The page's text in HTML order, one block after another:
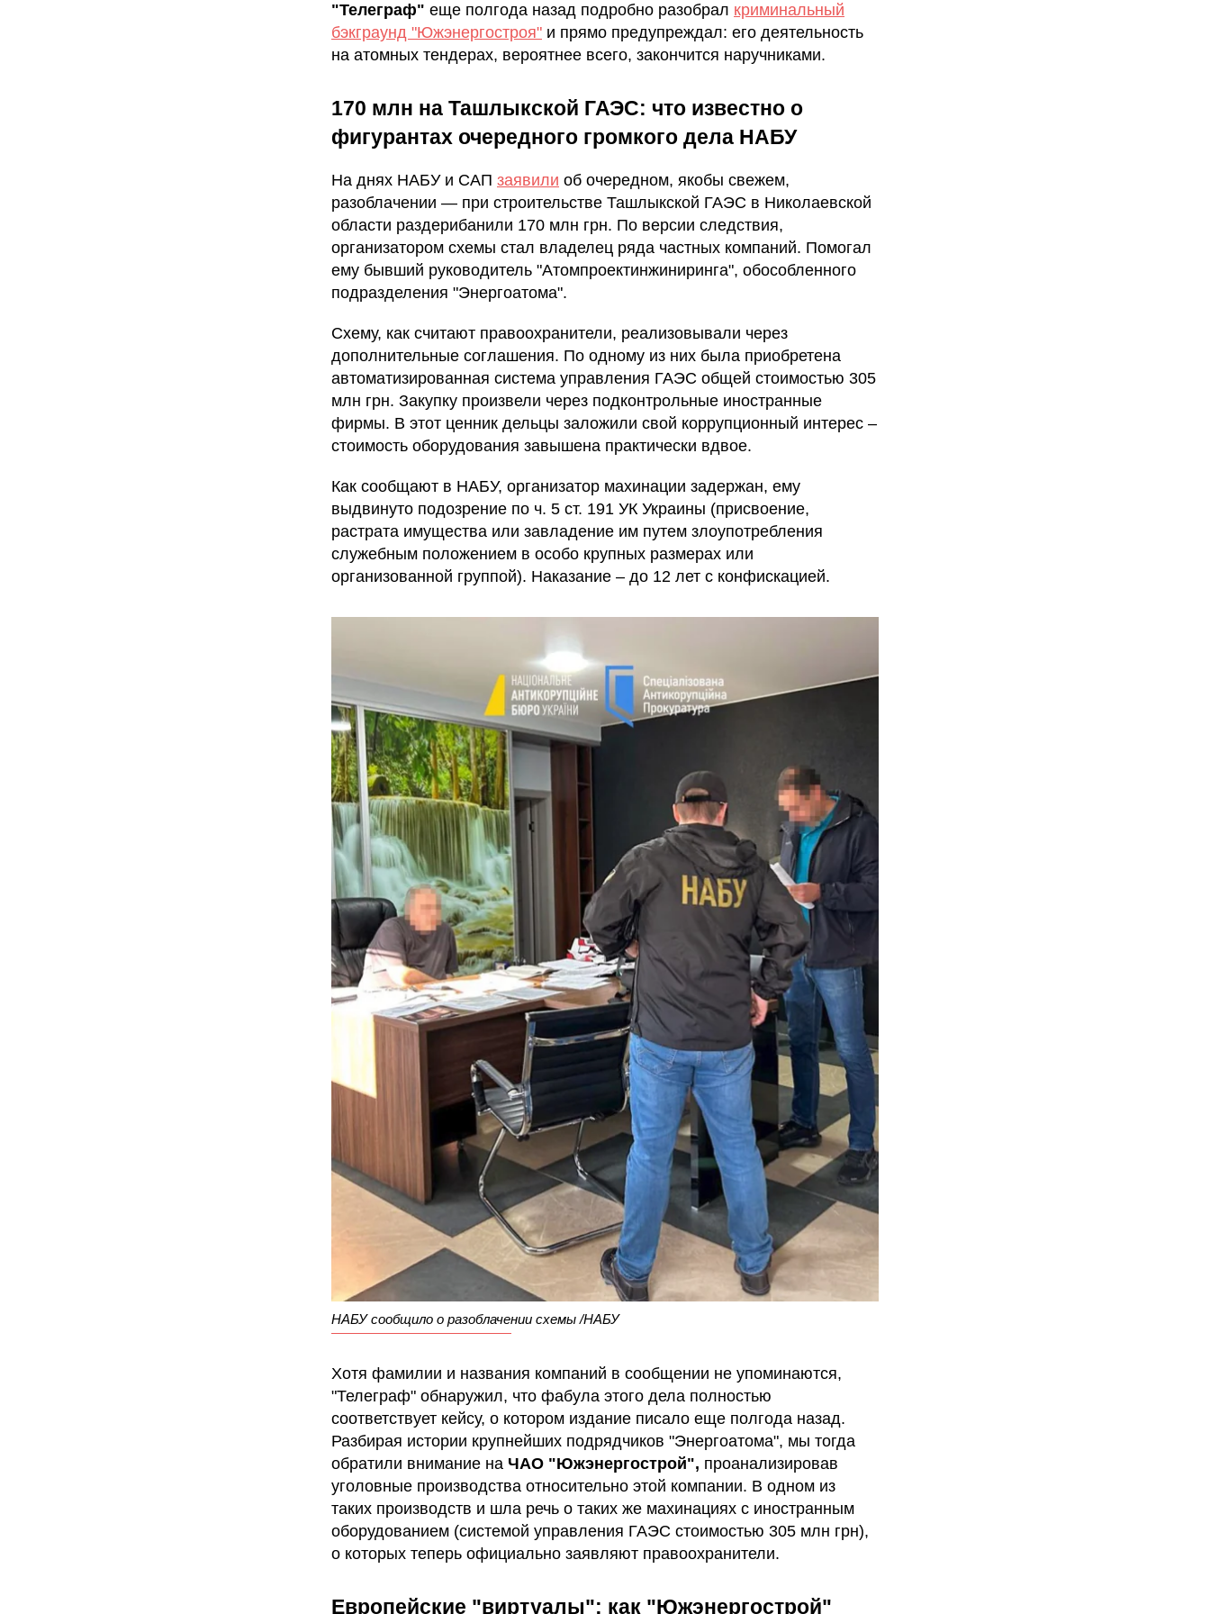
"Телеграф" еще полгода назад подробно разобрал криминальный
бэкграунд "Южэнергостроя" и прямо предупреждал: его деятельность
на атомных тендерах, вероятнее всего, закончится наручниками.
170 млн на Ташлыкской ГАЭС: что известно о
фигурантах очередного громкого дела НАБУ
На днях НАБУ и САП заявили об очередном, якобы свежем,
разоблачении — при строительстве Ташлыкской ГАЭС в Николаевской
области раздерибанили 170 млн грн. По версии следствия,
организатором схемы стал владелец ряда частных компаний. Помогал
ему бывший руководитель "Атомпроектинжиниринга", обособленного
подразделения "Энергоатома".
Схему, как считают правоохранители, реализовывали через
дополнительные соглашения. По одному из них была приобретена
автоматизированная система управления ГАЭС общей стоимостью 305
млн грн. Закупку произвели через подконтрольные иностранные
фирмы. В этот ценник дельцы заложили свой коррупционный интерес –
стоимость оборудования завышена практически вдвое.
Как сообщают в НАБУ, организатор махинации задержан, ему
выдвинуто подозрение по ч. 5 ст. 191 УК Украины (присвоение,
растрата имущества или завладение им путем злоупотребления
служебным положением в особо крупных размерах или
организованной группой). Наказание – до 12 лет с конфискацией.
НАБУ сообщило о разоблачении схемы /НАБУ
Хотя фамилии и названия компаний в сообщении не упоминаются,
"Телеграф" обнаружил, что фабула этого дела полностью
соответствует кейсу, о котором издание писало еще полгода назад.
Разбирая истории крупнейших подрядчиков "Энергоатома", мы тогда
обратили внимание на ЧАО "Южэнергострой", проанализировав
уголовные производства относительно этой компании. В одном из
таких производств и шла речь о таких же махинациях с иностранным
оборудованием (системой управления ГАЭС стоимостью 305 млн грн),
о которых теперь официально заявляют правоохранители.
Европейские "виртуалы": как "Южэнергострой"